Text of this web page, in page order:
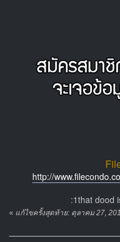
http://
:1that dood
« แก้ไขครั้งสุดท้าย: ตุลาคม 27,